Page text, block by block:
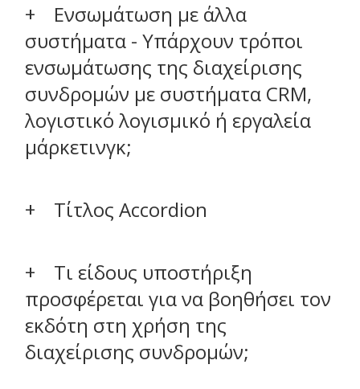
Ενσωμάτωση με άλλα
συστήματα - Υπάρχουν τρόποι
ενσωμάτωσης της διαχείρισης
συνδρομών με συστήματα CRM,
λογιστικό λογισμικό ή εργαλεία
μάρκετινγκ;
Τίτλος Accordion
Τι είδους υποστήριξη
προσφέρεται για να βοηθήσει τον
εκδότη στη χρήση της
διαχείρισης συνδρομών;